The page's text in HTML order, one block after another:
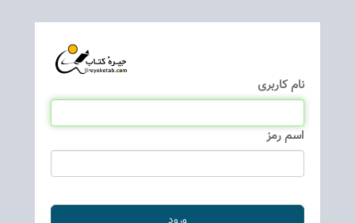
نام كاربری
اسم رمز